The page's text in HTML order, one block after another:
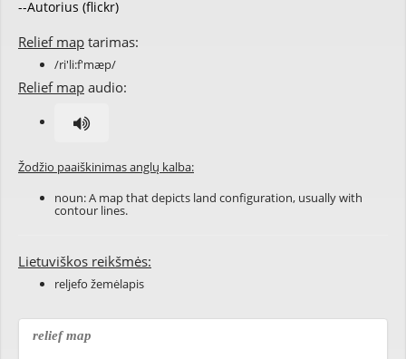
--Autorius (flickr)
Relief map tarimas:
/ri'li:f'mæp/
Relief map audio:
Žodžio paaiškinimas anglų kalba:
noun: A map that depicts land configuration, usually with
contour lines.
Lietuviškos reikšmės:
reljefo žemėlapis
relief map